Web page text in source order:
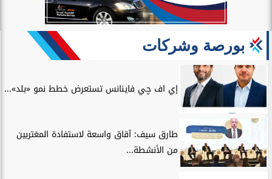
بورصة وشركات
إي اف چي فاينانس تستعرض خطط نمو «بلد»...
طارق سيف: آقاق واسعة لاستفادة المغتربين
من الأنشطة...